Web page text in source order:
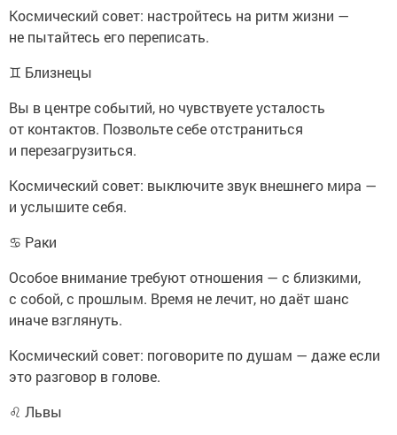
Космический совет: настройтесь на ритм жизни —
не пытайтесь его переписать.
♊ Близнецы
Вы в центре событий, но чувствуете усталость
от контактов. Позвольте себе отстраниться
и перезагрузиться.
Космический совет: выключите звук внешнего мира —
и услышите себя.
♋ Раки
Особое внимание требуют отношения — с близкими,
с собой, с прошлым. Время не лечит, но даёт шанс
иначе взглянуть.
Космический совет: поговорите по душам — даже если
это разговор в голове.
♌ Львы